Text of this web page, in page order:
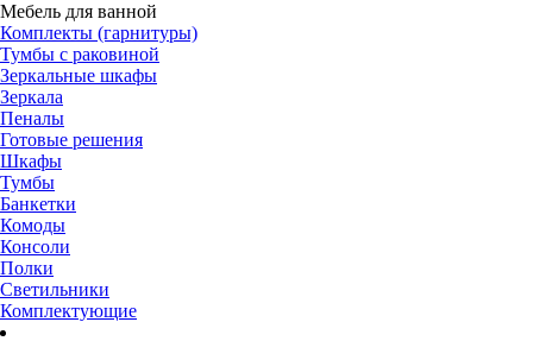
Мебель для ванной
Комплекты (гарнитуры)
Тумбы с раковиной
Зеркальные шкафы
Зеркала
Пеналы
Готовые решения
Шкафы
Тумбы
Банкетки
Комоды
Консоли
Полки
Светильники
Комплектующие